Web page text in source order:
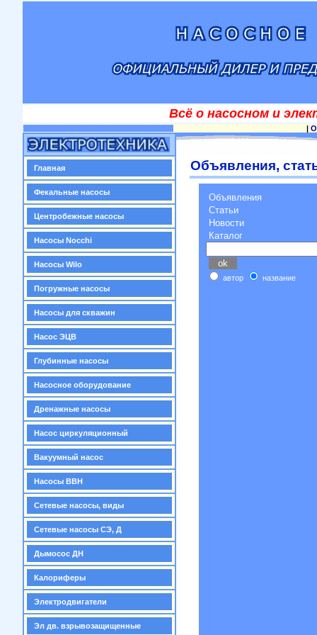
Всё о насосном и
|
Главная
Фекальные насосы
Центробежные насосы
Насосы Nocchi
Насосы Wilo
Погружные насосы
Насосы для скважин
Насос ЭЦВ
Глубинные насосы
Насосное оборудование
Дренажные насосы
Насос циркуляционный
Вакуумный насос
Насосы ВВН
Сетевые насосы, виды
Сетевые насосы СЭ, Д
Дымосос ДН
Калориферы
Электродвигатели
Эл дв. взрывозащищенные
Объявления,
Объявления
Статьи
Новости
Каталог
автор название